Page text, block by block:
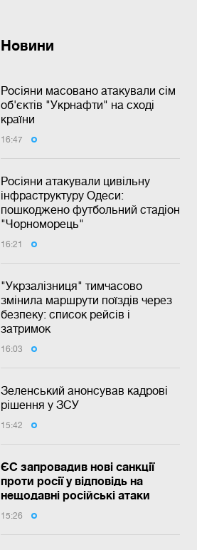
Новини
Росіяни масовано атакували сім
об'єктів "Укрнафти" на сході
країни
16:47
Росіяни атакували цивільну
інфраструктуру Одеси:
пошкоджено футбольний стадіон
"Чорноморець"
16:21
"Укрзалізниця" тимчасово
змінила маршрути поїздів через
безпеку: список рейсів і
затримок
16:03
Зеленський анонсував кадрові
рішення у ЗСУ
15:42
ЄС запровадив нові санкції
проти росії у відповідь на
нещодавні російські атаки
15:26